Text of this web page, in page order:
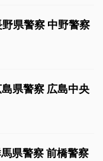
県警察 中野警察
県警察 広島中央
県警察 前橋警察